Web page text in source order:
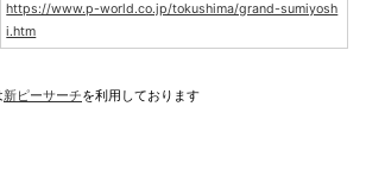
https://www.p-world.co.jp/tokushima/grand-sumiyosh
i.htm
新ピーサーチを利用しております